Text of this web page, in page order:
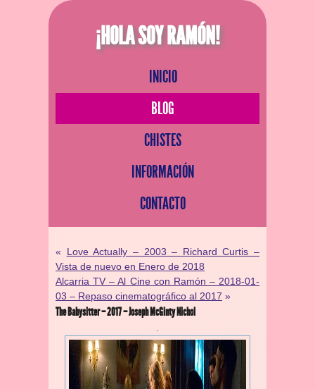
¡HOLA SOY RAMÓN!
INICIO
BLOG
CHISTES
INFORMACIÓN
CONTACTO
« Love Actually – 2003 – Richard Curtis –
Vista de nuevo en Enero de 2018
Alcarria TV – Al Cine con Ramón – 2018-01-
03 – Repaso cinematográfico al 2017 »
The Babysitter – 2017 – Joseph McGinty Nichol